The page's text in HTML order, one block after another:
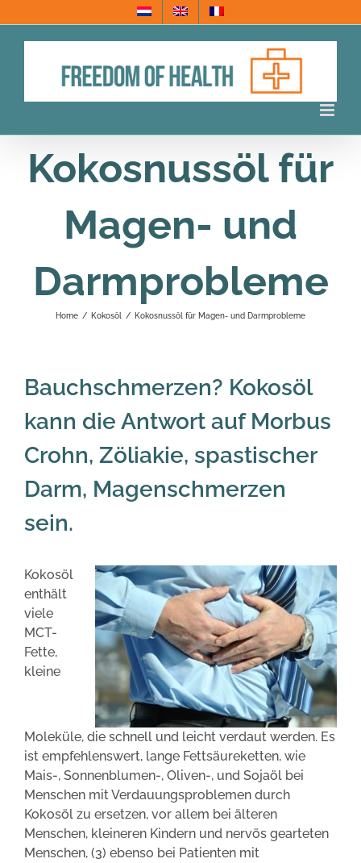
to
Kokosnussöl für
Magen- und
Darmprobleme
Home / Kokosöl / Kokosnussöl für Magen- und Darmprobleme
Bauchschmerzen? Kokosöl
kann die Antwort auf Morbus
Crohn, Zöliakie, spastischer
Darm, Magenschmerzen
sein.
Kokosöl
enthält
viele
MCT-
Fette,
kleine
Moleküle, die schnell und leicht verdaut werden. Es
ist empfehlenswert, lange Fettsäureketten, wie
Mais-, Sonnenblumen-, Oliven-, und Sojaöl bei
Menschen mit Verdauungsproblemen durch
Kokosöl zu ersetzen, vor allem bei älteren
Menschen, kleineren Kindern und nervös gearteten
Menschen, (3) ebenso bei Patienten mit